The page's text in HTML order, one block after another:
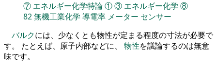
⑦ エネルギー化学特論①③ エネルギー化学 ⑧
82無機工業化学 導電率 メーター センサー
バルクには、少なくとも物性が定まる程度の寸法が必要で
す。 たとえば、原子内部などに、 物性を議論するのは無意
味です。